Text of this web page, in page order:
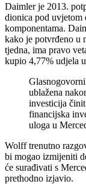
Daimler je 2013.
dionica pod
komponentama.
kako je potvrđeno u
tjedna, ima pravo
kupio 4,77% udjela
ublažena
investicija
financijska
uloga u
Wolff trenutno
bi mogao izmijeniti
će surađivati s
prethodno izjavio.